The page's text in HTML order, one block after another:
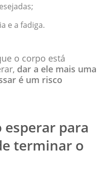
e a fadiga.
o corpo está
dar a ele mais uma
é um risco
para
terminar o